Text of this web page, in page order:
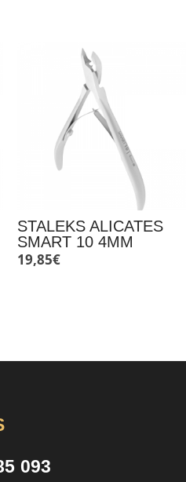
STALEKS ALICATES
SMART 10 4MM
19,85€
093